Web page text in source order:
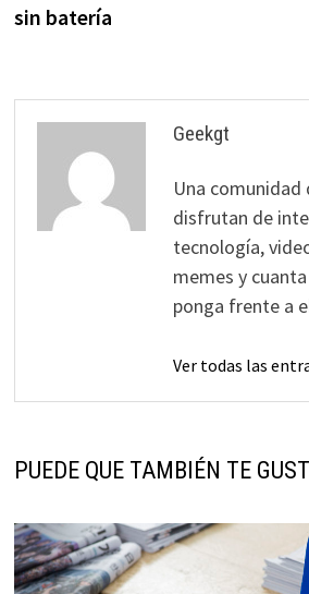
sin batería
Geekgt
Una comunidad
disfrutan de
tecnología,
memes y
ponga frente a
Ver todas las
PUEDE QUE TAMBIÉN TE